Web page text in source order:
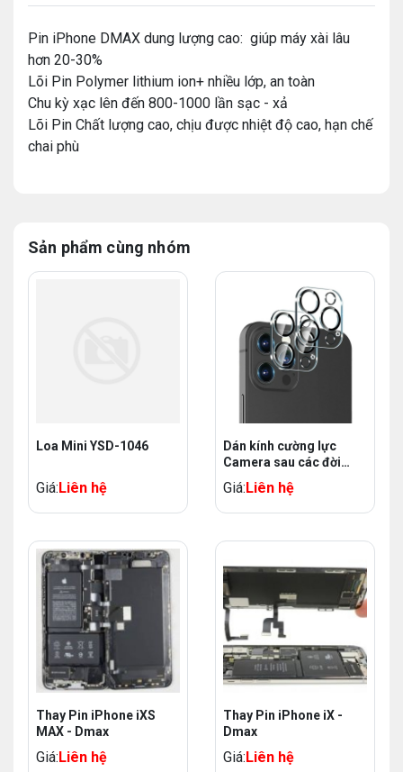
Pin iPhone DMAX dung lượng cao: giúp máy xài lâu
hơn 20-30%
Lõi Pin Polymer lithium ion+ nhiều lớp, an toàn
Chu kỳ xạc lên đến 800-1000 lần sạc - xả
Lõi Pin Chất lượng cao, chịu được nhiệt độ cao, hạn chế
chai phù
Sản phẩm cùng nhóm
Loa Mini YSD-1046
Giá:Liên hệ
Dán kính cường lực
Camera sau các đời
Giá:Liên hệ
Thay Pin iPhone iXS
MAX - Dmax
Giá:Liên hệ
Thay Pin iPhone iX -
Dmax
Giá:Liên hệ